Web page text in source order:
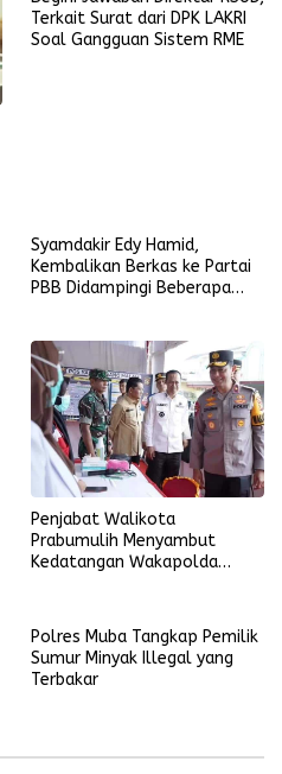
Terkait Surat dari DPK LAKRI
Soal Gangguan Sistem RME
Syamdakir Edy Hamid,
Kembalikan Berkas ke Partai
PBB Didampingi Beberapa
Penjabat Walikota
Prabumulih Menyambut
Kedatangan Wakapolda
Polres Muba Tangkap Pemilik
Sumur Minyak Illegal yang
Terbakar